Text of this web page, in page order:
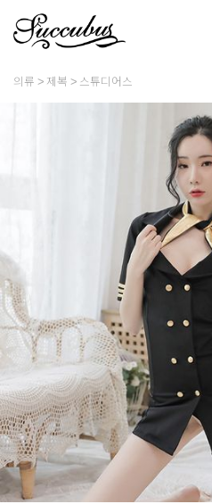
의류 제복 스튜디어스